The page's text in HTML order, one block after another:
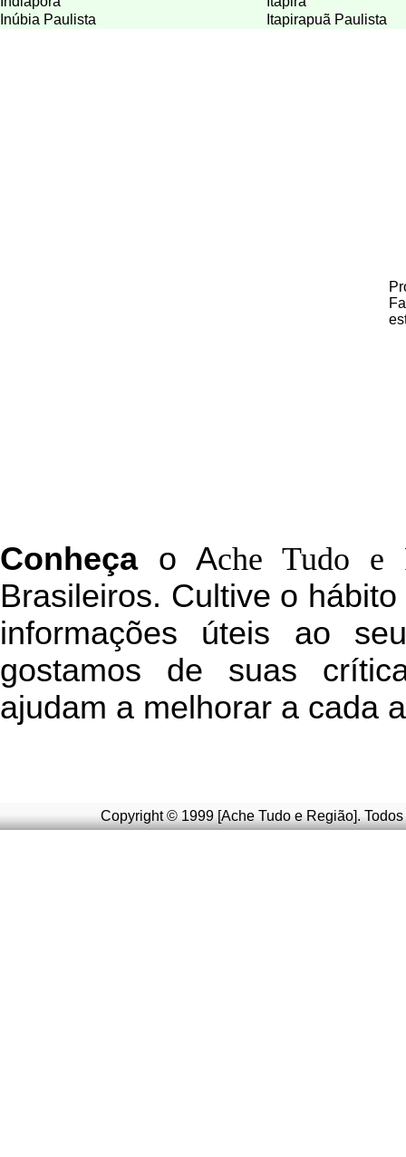
Inúbia Paulista
Itapirapuã Paulista
Conheçao Ache Tudo e
Brasileiros. Cultive o
informações úteis ao
gostamos de suas
ajudam a melhorar a cada
Copyright © 1999 [Ache Tudo e Região].